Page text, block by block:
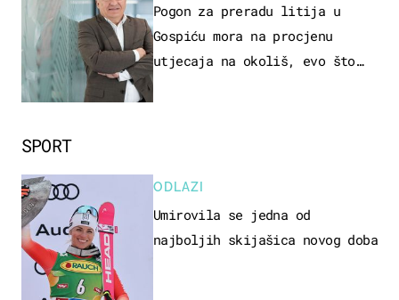
SPORT
ODLAZI
Umirovila se jedna od
najboljih skijašica novog doba
Pogon za preradu litija u
Gospiću mora na procjenu
utjecaja na okoliš, evo što